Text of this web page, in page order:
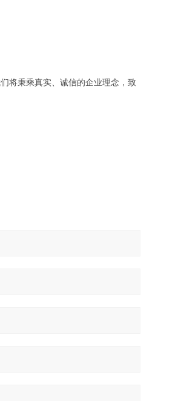
将秉乘真实、诚信的企业理念，致